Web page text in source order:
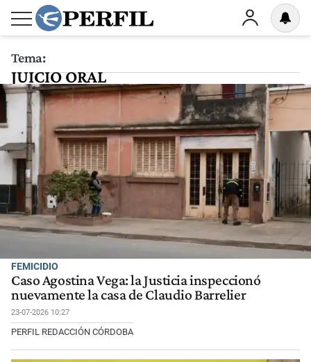
Tema:
JUICIO ORAL
FEMICIDIO
Caso Agostina Vega: la Justicia inspeccionó
nuevamente la casa de Claudio Barrelier
23-07-2026 10:27
PERFIL REDACCIÓN CÓRDOBA